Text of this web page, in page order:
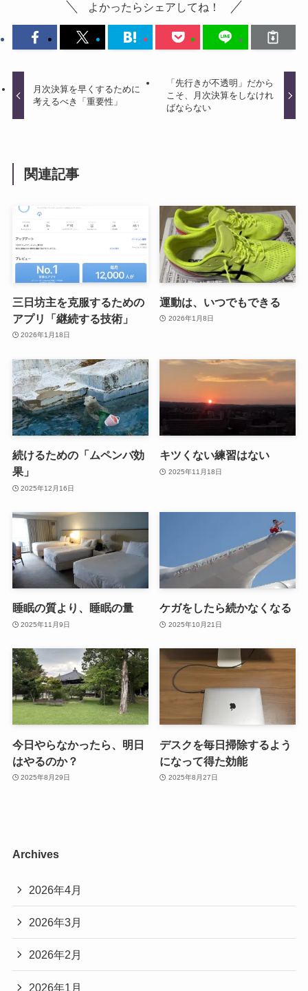
よかったらシェアしてね！
月次決算を早くするために
考えるべき「重要性」
「先行きが不透明」だから
こそ、月次決算をしなけれ
ばならない
関連記事
三日坊主を克服するための
アプリ「継続する技術」
2026年1月18日
運動は、いつでもできる
2026年1月8日
続けるための「ムペンバ効
果」
2025年12月16日
キツくない練習はない
2025年11月18日
睡眠の質より、睡眠の量
2025年11月9日
ケガをしたら続かなくなる
2025年10月21日
今日やらなかったら、明日
はやるのか？
2025年8月29日
デスクを毎日掃除するよう
になって得た効能
2025年8月27日
Archives
2026年4月
2026年3月
2026年2月
2026年1月